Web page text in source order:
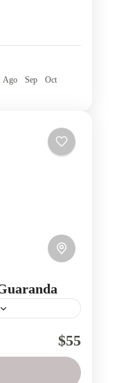
desde el
Ago Sep
Oct
exclusivo
jornada
$55